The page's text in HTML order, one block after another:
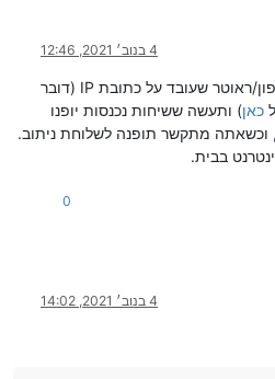
4 בנוב׳ 2021, 12:46
פשוט מאוד, תקנה טלפון/ראוטר שעובד על כתובת IP (דובר
כאן) ותעשה ששיחות נכנסות יופנו
בבית.
0
4 בנוב׳ 2021, 14:02